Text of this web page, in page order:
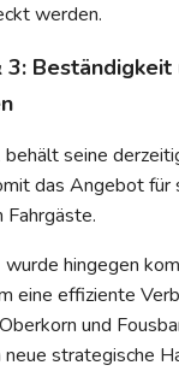
werden.
Beständigkeit
seine
das Angebot für
hingegen
eine effiziente
und
neue strategische